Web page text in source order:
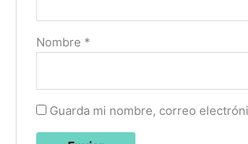
Nombre *
Guarda mi nombre, correo